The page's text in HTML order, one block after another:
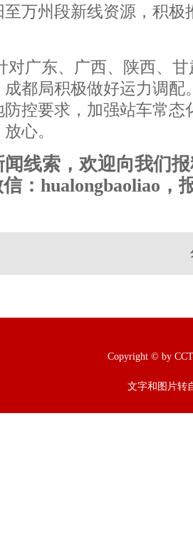
万州段新线资源，积极
对广东、广西、陕西、
都局积极做好运力调配
控要求，加强站车常态
心。
闻线索，欢迎向我们
：hualongbaoliao，
Copyright © by
文字和图片转